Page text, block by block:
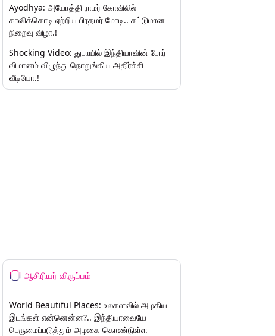
Ayodhya: அயோத்தி ராமர் கோவிலில்
காவிக்கொடி ஏற்றிய பிரதமர் மோடி.. கட்டுமான
நிறைவு விழா.!
Shocking Video: துபாயில் இந்தியாவின் போர்
விமானம் விழுந்து நொறுங்கிய அதிர்ச்சி
வீடியோ.!
ஆசிரியர் விருப்பம்
World Beautiful Places: உலகளவில் அழகிய
இடங்கள் என்னென்ன?.. இந்தியாவையே
பெருமைப்படுத்தும் அழகை கொண்டுள்ள